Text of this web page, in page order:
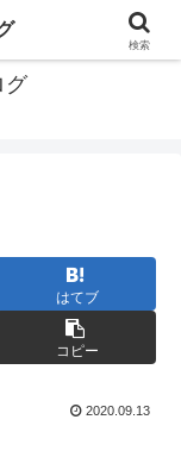
マースについて発信
グ
はてブ
コピー
2020.09.13
検索